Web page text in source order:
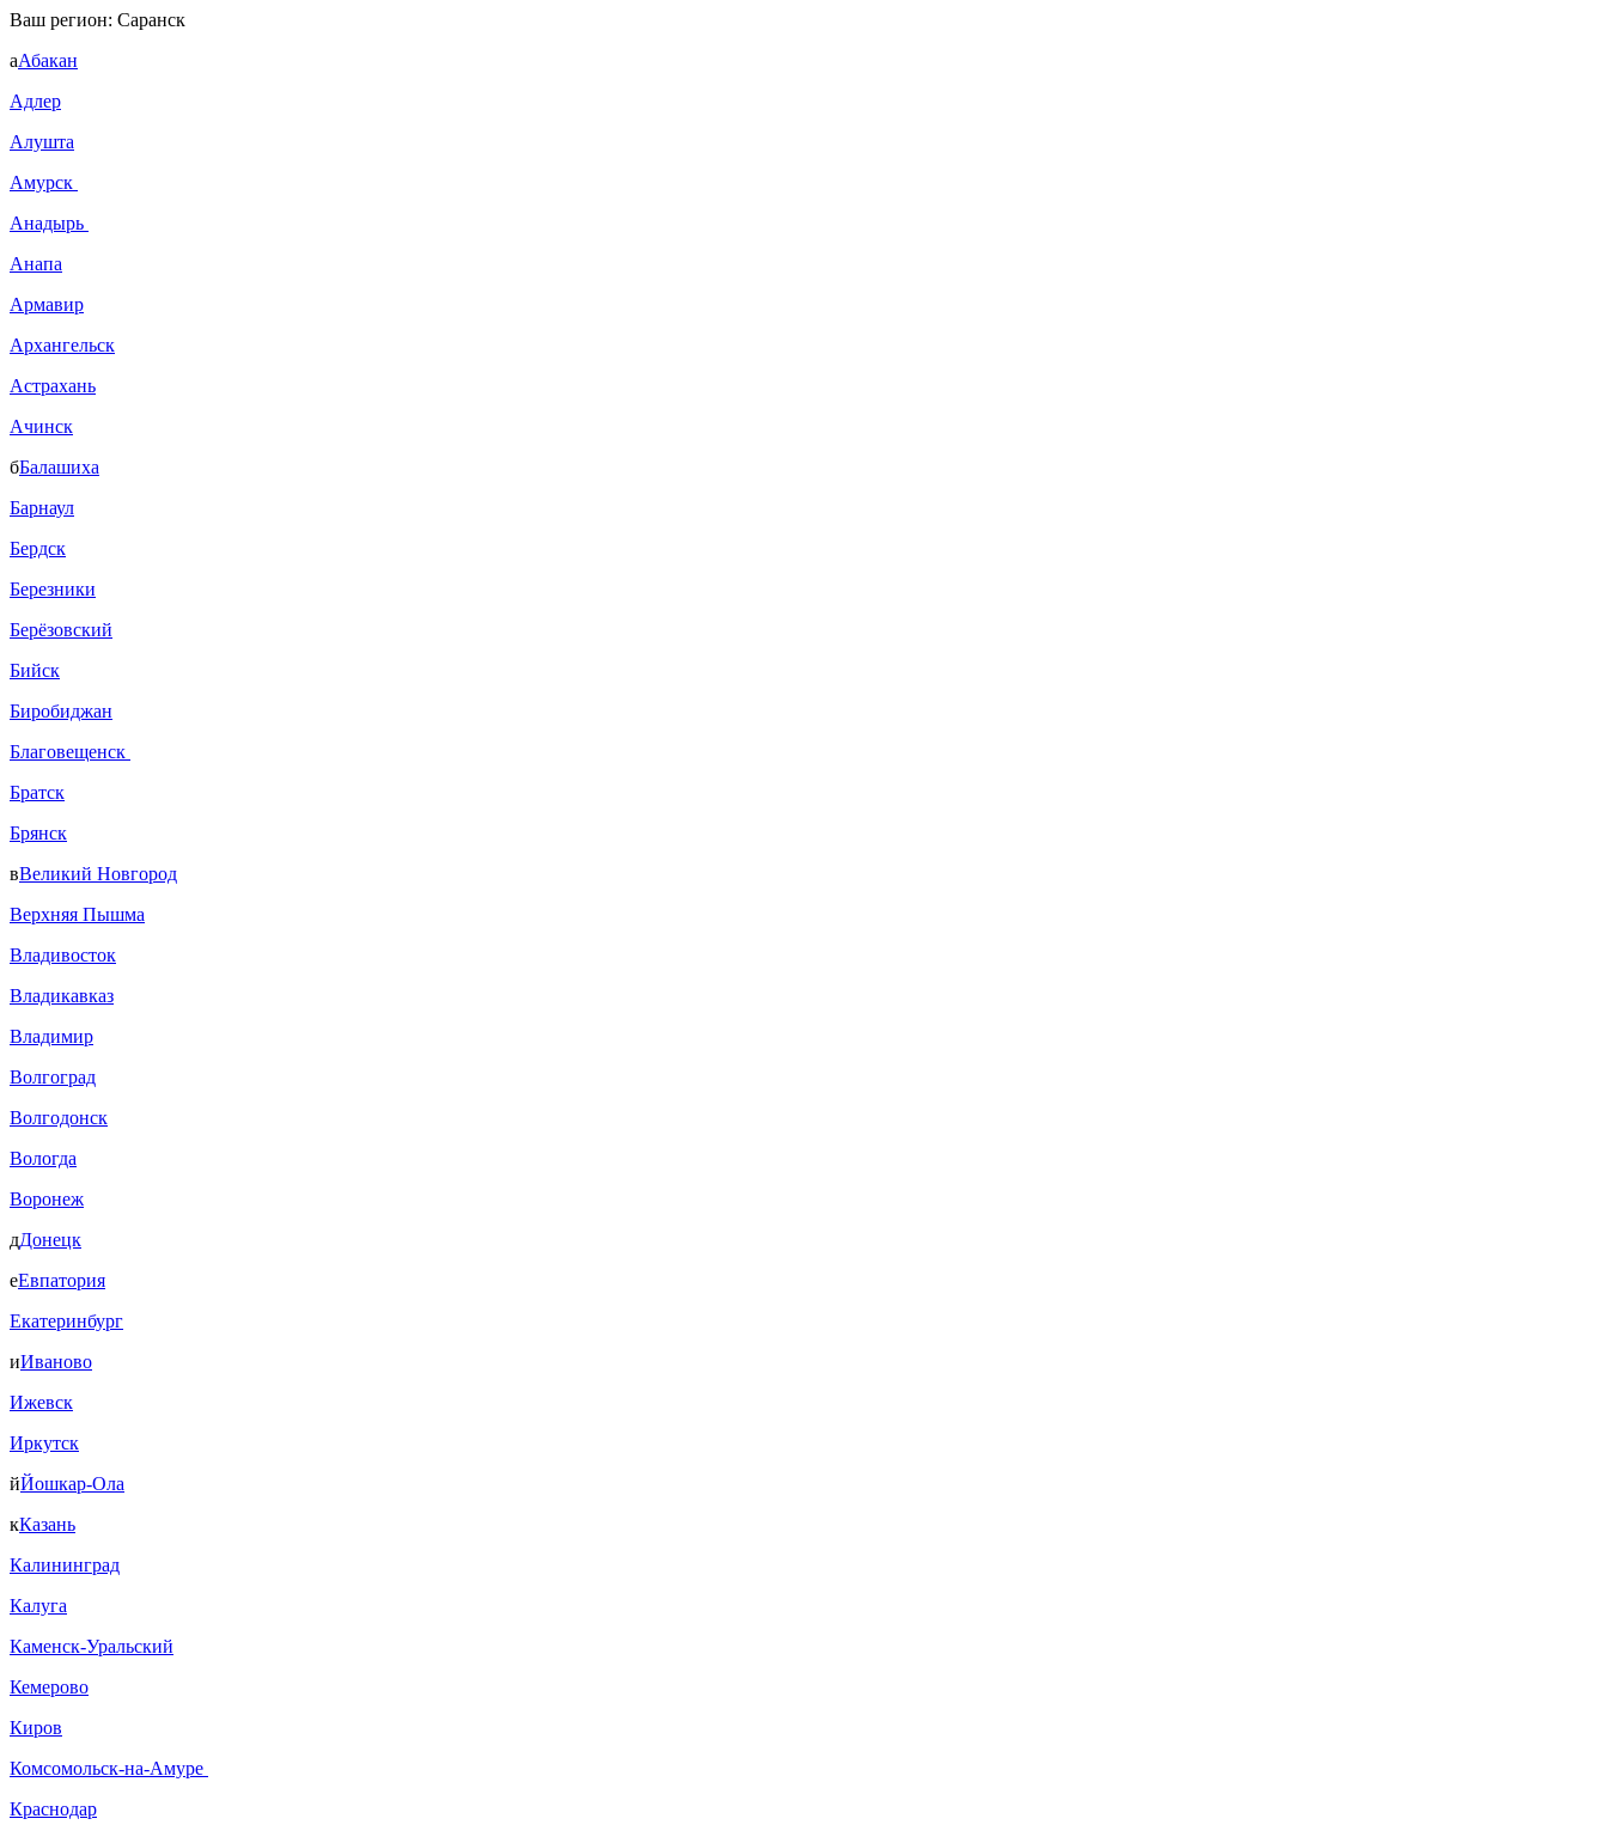
Ваш регион: Саранск
аАбакан
Адлер
Алушта
Амурск
Анадырь
Анапа
Армавир
Архангельск
Астрахань
Ачинск
бБалашиха
Барнаул
Бердск
Березники
Берёзовский
Бийск
Биробиджан
Благовещенск
Братск
Брянск
вВеликий Новгород
Верхняя Пышма
Владивосток
Владикавказ
Владимир
Волгоград
Волгодонск
Вологда
Воронеж
дДонецк
еЕвпатория
Екатеринбург
иИваново
Ижевск
Иркутск
йЙошкар-Ола
кКазань
Калининград
Калуга
Каменск-Уральский
Кемерово
Киров
Комсомольск-на-Амуре
Краснодар